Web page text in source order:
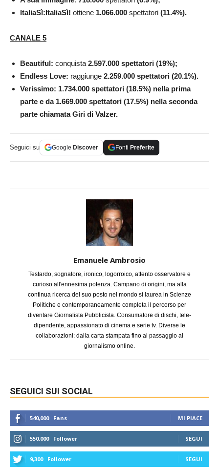
ItaliaSì:ItaliaSì! ottiene 1.066.000 spettatori (11.4%).
CANALE 5
Beautiful: conquista 2.597.000 spettatori (19%);
Endless Love: raggiunge 2.259.000 spettatori (20.1%).
Verissimo: 1.734.000 spettatori (18.5%) nella prima
parte e da 1.669.000 spettatori (17.5%) nella seconda
parte chiamata Giri di Valzer.
Seguici su Google Discover Fonti Preferite
Emanuele Ambrosio
Testardo, sognatore, ironico, logorroico, attento osservatore e
curioso all'ennesima potenza. Campano di origini, ma alla
continua ricerca del suo posto nel mondo si laurea in Scienze
Politiche e contemporaneamente completa il percorso per
diventare Giornalista Pubblicista. Consumatore di dischi, tele-
dipendente, appassionato di cinema e serie tv. Diverse le
collaborazioni: dalla carta stampata fino al passaggio al
giornalismo online.
SEGUICI SUI SOCIAL
540,000 Fans MI PIACE
550,000 Follower SEGUI
9,300 Follower SEGUI